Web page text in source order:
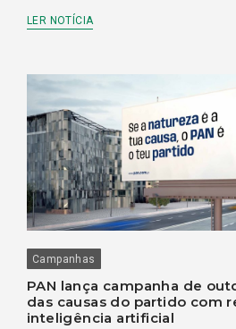
LER NOTÍCIA
Campanhas
PAN lança campanha de
das causas do partido com
inteligência artificial